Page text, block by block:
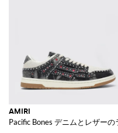
AMIRI
Pacific Bones デニムとレザー